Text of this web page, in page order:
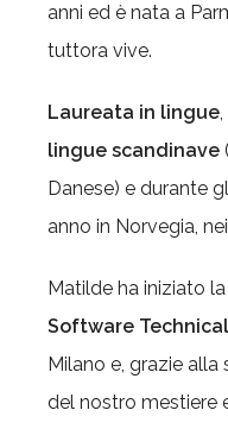
anni ed è nata a
tuttora vive.
Laureata in lingue
lingue scandinave
Danese) e durante
anno in Norvegia,
Matilde ha iniziato
Software
Milano e, grazie alla
del nostro mestiere